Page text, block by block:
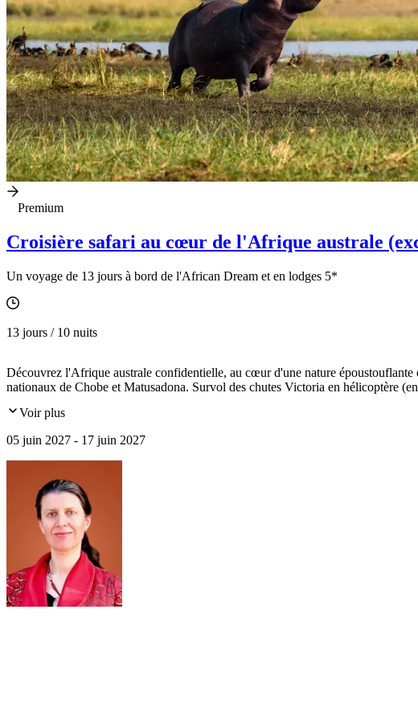
Premium
Croisière safari au cœur de l'Afrique australe
Un voyage de 13 jours à bord de l'African Dream et en lodges 5*
13 jours / 10 nuits
Découvrez l'Afrique australe confidentielle, au cœur d'une nature
nationaux de Chobe et Matusadona. Survol des chutes Victoria en hélicoptère
Voir plus
05 juin 2027 - 17 juin 2027